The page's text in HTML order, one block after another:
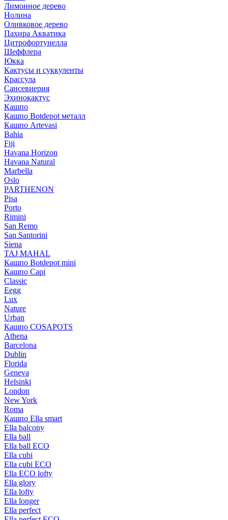
Лимонное дерево
Нолина
Оливковое дерево
Пахира Акватика
Цитрофортунелла
Шеффлера
Юкка
Кактусы и суккуленты
Крассула
Сансевиерия
Эхинокактус
Кашпо
Кашпо Botdepot металл
Кашпо Artevasi
Bahia
Fiji
Havana Horizon
Havana Natural
Marbella
Oslo
PARTHENON
Pisa
Porto
Rimini
San Remo
San Santorini
Siena
TAJ MAHAL
Кашпо Botdepot mini
Кашпо Capi
Classic
Eegg
Lux
Nature
Urban
Кашпо COSAPOTS
Athena
Barcelona
Dublin
Florida
Geneva
Helsinki
London
New York
Roma
Кашпо Ella smart
Ella balcony
Ella ball
Ella ball ECO
Ella cubi
Ella cubi ECO
Ella ECO lofty
Ella glory
Ella lofty
Ella longer
Ella perfect